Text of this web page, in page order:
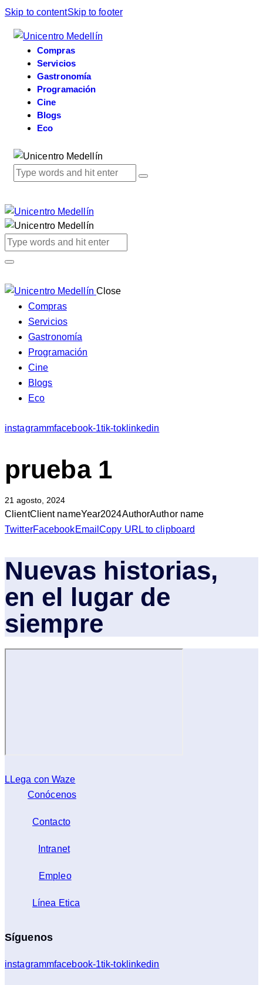
Skip to contentSkip to footer
Compras
Servicios
Gastronomía
Programación
Cine
Blogs
Eco
Close
Compras
Servicios
Gastronomía
Programación
Cine
Blogs
Eco
instagrammfacebook-1tik-toklinkedin
prueba 1
21 agosto, 2024
ClientClient nameYear2024AuthorAuthor name
TwitterFacebookEmailCopy URL to clipboard
Nuevas historias,
en el lugar de
siempre
LLega con Waze
Conócenos
Contacto
Intranet
Empleo
Línea Etica
Síguenos
instagrammfacebook-1tik-toklinkedin